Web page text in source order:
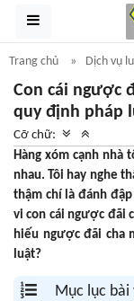
Trang chủ Dịch vụ
Con cái ngược
quy định pháp
Cỡ chữ:
Hàng xóm cạnh nhà
nhau. Tôi hay nghe
thậm chí là đánh
vi con cái ngược đãi
hiếu ngược đãi cha
luật?
Mục lục bài